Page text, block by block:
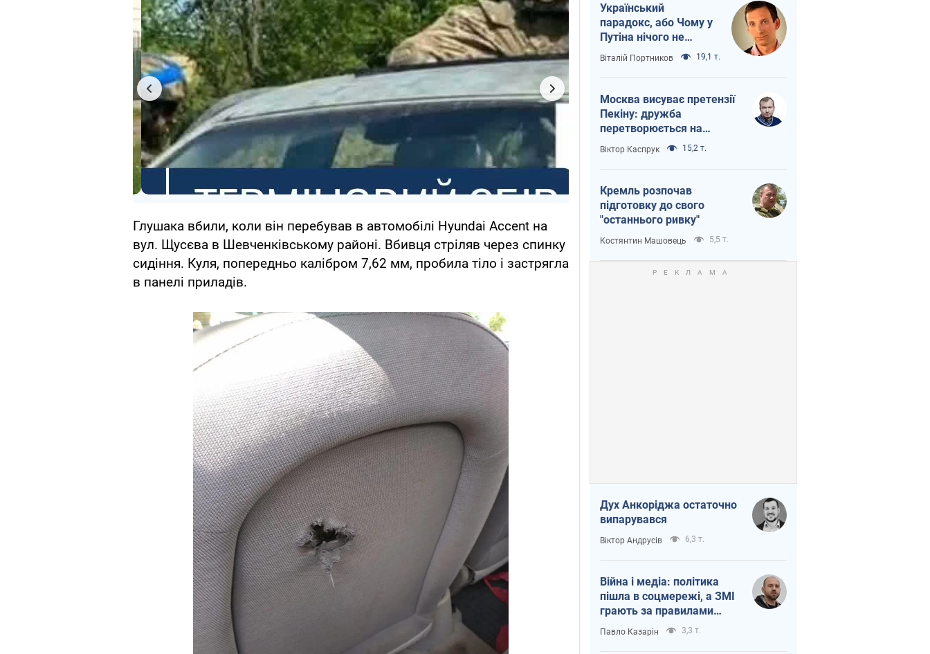
Глушака вбили, коли він перебував в автомобілі Hyundai Accent на
вул. Щусєва в Шевченківському районі. Вбивця стріляв через спинку
сидіння. Куля, попередньо калібром 7,62 мм, пробила тіло і застрягла
в панелі приладів.
Український
парадокс, або Чому у
Путіна нічого не
вийшло з Україною
Віталій Портников 19,1 т.
Москва висуває претензії
Пекіну: дружба
перетворюється на
залежність Росії від
Китаю
Віктор Каспрук 15,2 т.
Кремль розпочав
підготовку до свого
"останнього ривку"
Костянтин Машовець 5,5 т.
Дух Анкоріджа остаточно
випарувався
Віктор Андрусів 6,3 т.
Війна і медіа: політика
пішла в соцмережі, а ЗМІ
грають за правилами
ютуб
Павло Казарін 3,3 т.